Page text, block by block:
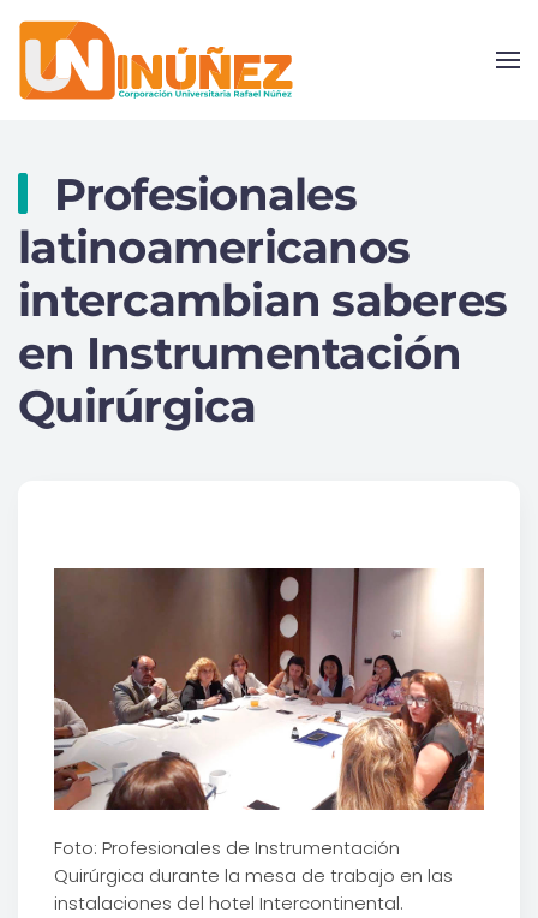
Skip to main content
Profesionales
latinoamericanos
intercambian saberes
en Instrumentación
Quirúrgica
Foto: Profesionales de Instrumentación
Quirúrgica durante la mesa de trabajo en las
instalaciones del hotel Intercontinental.